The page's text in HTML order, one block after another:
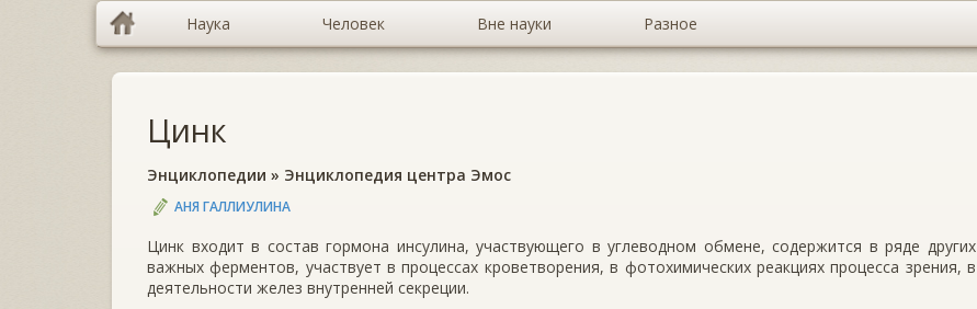
Наука Человек Вне науки Разное
Цинк
Энциклопедии » Энциклопедия центра Эмос
АНЯ ГАЛЛИУЛИНА
Цинк входит в состав гормона инсулина, участвующего в углеводном обмене, содержится в ряде других
важных ферментов, участвует в процессах кроветворения, в фотохимических реакциях процесса зрения, в
деятельности желез внутренней секреции.